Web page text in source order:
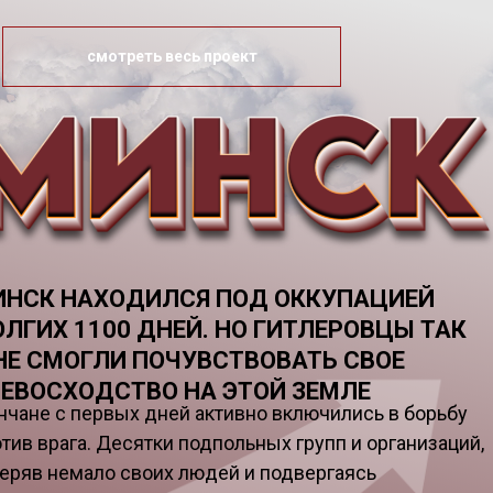
с первых дней активно включились в борьбу
врага. Десятки подпольных групп и организаций,
немало своих людей и подвергаясь
НАХОДИЛСЯ ПОД ОККУПАЦИЕЙ
1100 ДНЕЙ. НО ГИТЛЕРОВЦЫ ТАК
СМОГЛИ ПОЧУВСТВОВАТЬ СВОЕ
НА ЭТОЙ ЗЕМЛЕ
смотреть весь проект